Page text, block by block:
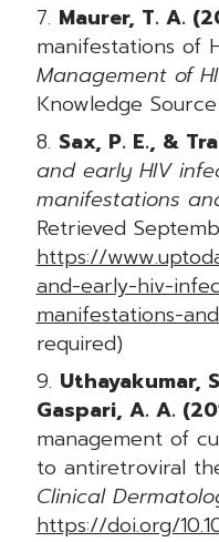
Maurer, T. A.
manifestations of
Management of
Knowledge
Sax, P. E., &
and early HIV
manifestations
Retrieved
https://
and-early-hiv-
manifestations-
required)
Uthayakumar,
Gaspari, A. A.
management of
to antiretroviral
Clinical
https://doi.org/